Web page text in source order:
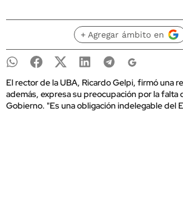
+ Agregar ámbito en
El rector de la UBA, Ricardo Gelpi, firmó una
además, expresa su preocupación por la falta
Gobierno. "Es una obligación indelegable del